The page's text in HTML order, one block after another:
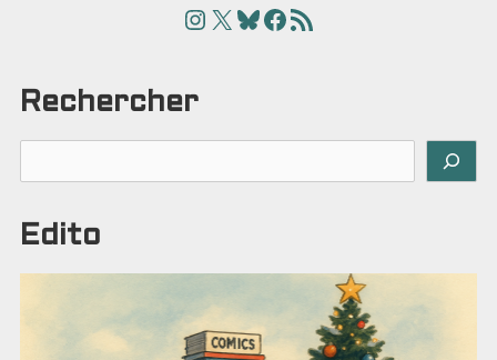
Instagram
X Bluesky
Facebook
Articles
Rechercher
Edito